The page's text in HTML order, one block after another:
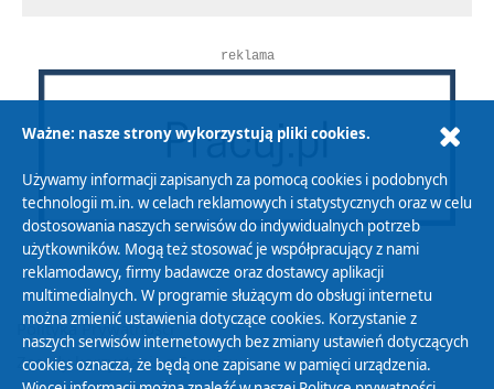
reklama
Polityka Prywatności
Zasady korzystania z Serwisu
Ważne: nasze strony wykorzystują pliki cookies.
Używamy informacji zapisanych za pomocą cookies i podobnych
technologii m.in. w celach reklamowych i statystycznych oraz w celu
dostosowania naszych serwisów do indywidualnych potrzeb
użytkowników. Mogą też stosować je współpracujący z nami
reklamodawcy, firmy badawcze oraz dostawcy aplikacji
multimedialnych. W programie służącym do obsługi internetu
można zmienić ustawienia dotyczące cookies. Korzystanie z
naszych serwisów internetowych bez zmiany ustawień dotyczących
cookies oznacza, że będą one zapisane w pamięci urządzenia.